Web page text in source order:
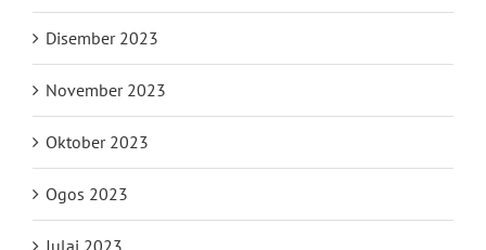
Disember 2023
November 2023
Oktober 2023
Ogos 2023
Julai 2023